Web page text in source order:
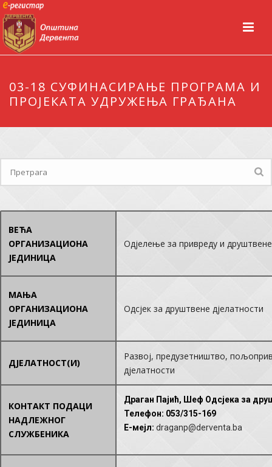
03-18 СУФИНАСИРАЊЕ ПРОГРАМА И
ПРОЈЕКАТА УДРУЖЕЊА ГРАЂАНА
ВЕЋА
ОРГАНИЗАЦИОНА
ЈЕДИНИЦА
Одјелење за привреду и
МАЊА
ОРГАНИЗАЦИОНА
ЈЕДИНИЦА
Одсјек за друштвене дјелатности
ДЈЕЛАТНОСТ(И)
Развој, предузетништво,
дјелатности
КОНТАКТ ПОДАЦИ
НАДЛЕЖНОГ
СЛУЖБЕНИКА
Драган Пајић, Шеф Одсјека за
Телефон: 053/315-169
E-мејл: draganp@derventa.ba